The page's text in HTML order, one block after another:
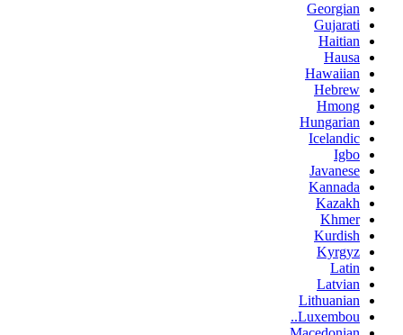
Georgian
Gujarati
Haitian
Hausa
Hawaiian
Hebrew
Hmong
Hungarian
Icelandic
Igbo
Javanese
Kannada
Kazakh
Khmer
Kurdish
Kyrgyz
Latin
Latvian
Lithuanian
Luxembou..